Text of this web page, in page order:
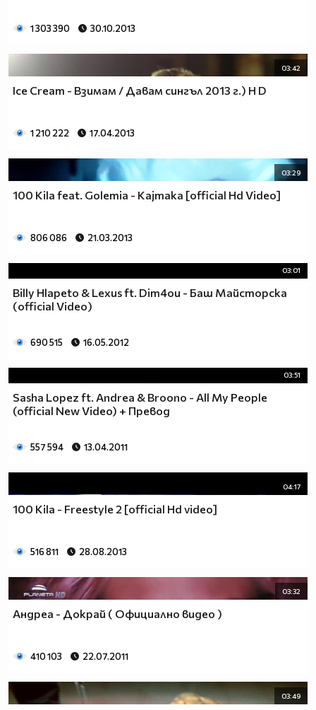
1 303 390 30.10.2013
03:42
Ice Cream - Взимам / Давам сингъл 2013 г.) H D
1 210 222 17.04.2013
03:29
100 Kila feat. Golemia - Kajmaka [official Hd Video]
806 086 21.03.2013
03:01
Billy Hlapeto & Lexus ft. Dim4ou - Баш Майсторска
(official Video)
690 515 16.05.2012
03:51
Sasha Lopez ft. Andrea & Broono - All My People
(official New Video) + Превод
557 594 13.04.2011
04:17
100 Kila - Freestyle 2 [official Hd video]
516 811 28.08.2013
03:32
Андреа - Докрай ( Официално видео )
410 103 22.07.2011
03:49